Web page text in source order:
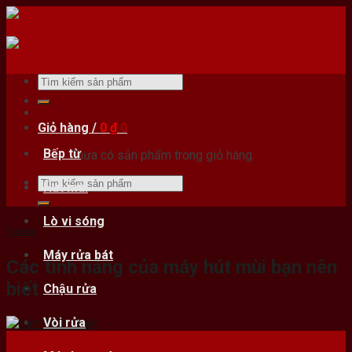
Skip
content
Bếp từ
Hút mùi
Lò vi sóng
Máy rửa bát
Chậu rửa
Vòi rửa
Tìm
kiếm:
Giỏ hàng / 0 ₫ 0
Chưa có sản phẩm trong giỏ hàng.
Tìm
kiếm:
Tin tức
Các tính năng của máy hút mùi bạn nên
biết